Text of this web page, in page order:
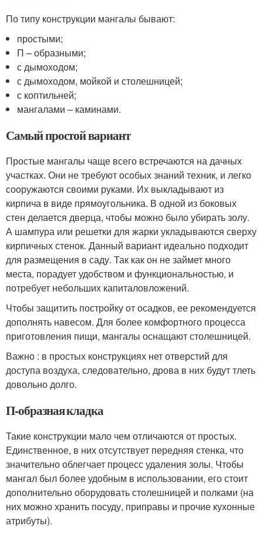
По типу конструкции мангалы бывают:
простыми;
П – образными;
с дымоходом;
с дымоходом, мойкой и столешницей;
с коптильней;
мангалами – каминами.
Самый простой вариант
Простые мангалы чаще всего встречаются на дачных
участках. Они не требуют особых знаний техник, и легко
сооружаются своими руками. Их выкладывают из
кирпича в виде прямоугольника. В одной из боковых
стен делается дверца, чтобы можно было убирать золу.
А шампура или решетки для жарки укладываются сверху
кирпичных стенок. Данный вариант идеально подходит
для размещения в саду. Так как он не займет много
места, порадует удобством и функциональностью, и
потребует небольших капиталовложений.
Чтобы защитить постройку от осадков, ее рекомендуется
дополнять навесом. Для более комфортного процесса
приготовления пищи, мангалы оснащают столешницей.
Важно : в простых конструкциях нет отверстий для
доступа воздуха, следовательно, дрова в них будут тлеть
довольно долго.
П-образная кладка
Такие конструкции мало чем отличаются от простых.
Единственное, в них отсутствует передняя стенка, что
значительно облегчает процесс удаления золы. Чтобы
мангал был более удобным в использовании, его стоит
дополнительно оборудовать столешницей и полками (на
них можно хранить посуду, приправы и прочие кухонные
атрибуты).